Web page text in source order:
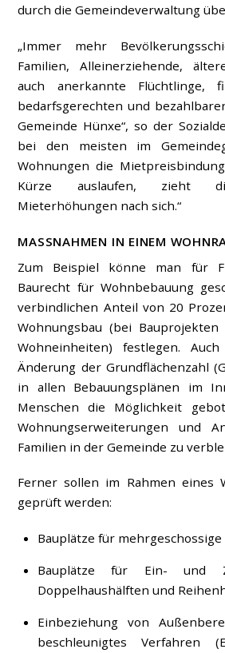
durch die Gemeindeverwaltung
„Immer mehr
Familien, Alleinerziehende,
auch anerkannte Flüchtlinge,
bedarfsgerechten und
Gemeinde Hünxe“, so der
bei den meisten im
Wohnungen die
Kürze auslaufen, zieht
Mieterhöhungen nach sich.“
MASSNAHMEN IN EINEM
Zum Beispiel könne man für
Baurecht für Wohnbebauung
verbindlichen Anteil von 20
Wohnungsbau (bei
Wohneinheiten) festlegen.
Änderung der Grundflächenzahl
in allen Bebauungsplänen im
Menschen die Möglichkeit
Wohnungserweiterungen und
Familien in der Gemeinde zu
Ferner sollen im Rahmen eines
geprüft werden:
Bauplätze für
Bauplätze für Ein- und
Doppelhaushälften und
Einbeziehung von
beschleunigtes Verfahren